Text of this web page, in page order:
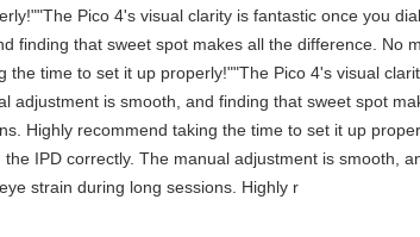
Pico 4's visual clarity is fantastic once you
finding that sweet spot makes all the difference. No
the time to set it up properly!""The Pico 4's visual
adjustment is smooth, and finding that sweet spot
Highly recommend taking the time to set it up
IPD correctly. The manual adjustment is smooth,
strain during long sessions. Highly r